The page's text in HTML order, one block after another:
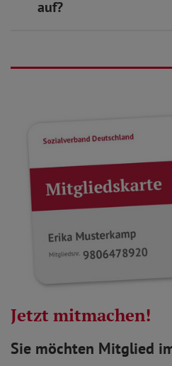
auf?
Jetzt mitmachen!
Sie möchten Mitglied